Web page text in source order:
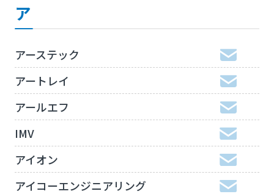
ア
アーステック
アートレイ
アールエフ
IMV
アイオン
アイコーエンジニアリング